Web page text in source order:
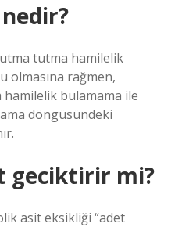
tutma hamilelik
olmasına rağmen,
bulamama ile
döngüsündeki
geciktirir mi?
asit eksikliği “adet